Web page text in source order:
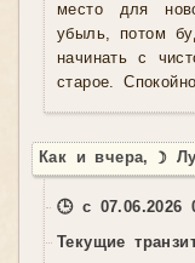
место для
убыль, потом
начинать с
старое.
Как и вчера, ☽
🕒 с 07.06.2026
Текущие